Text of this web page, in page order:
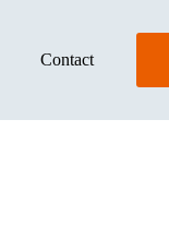
Contact